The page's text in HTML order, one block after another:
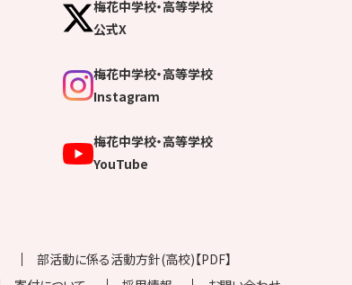
梅花中学校・高等学校
公式X
梅花中学校・高等学校
Instagram
梅花中学校・高等学校
YouTube
部活動に係る活動方針(高校)【PDF】